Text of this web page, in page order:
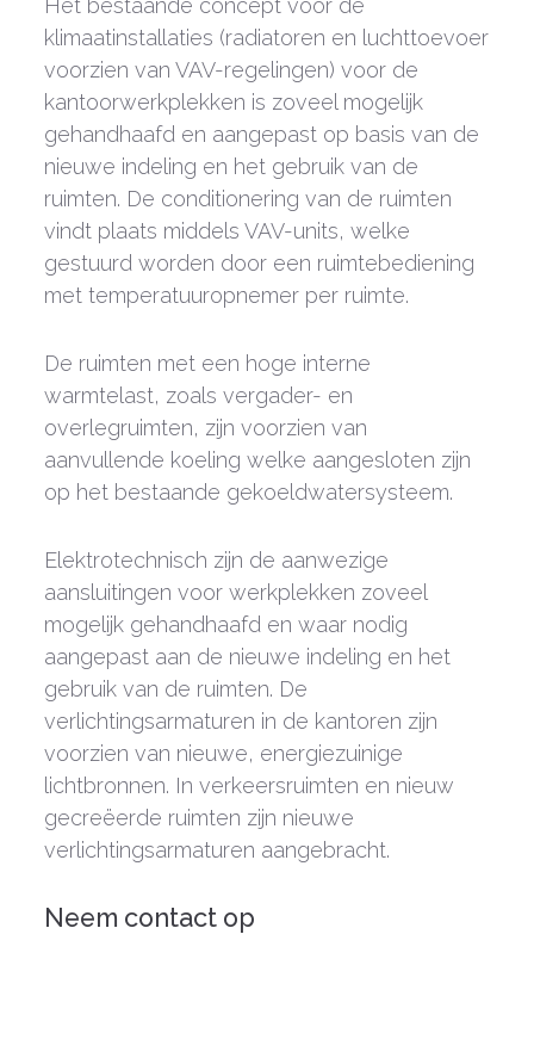
Het bestaande concept voor de
klimaatinstallaties (radiatoren en luchttoevoer
voorzien van VAV-regelingen) voor de
kantoorwerkplekken is zoveel mogelijk
gehandhaafd en aangepast op basis van de
nieuwe indeling en het gebruik van de
ruimten. De conditionering van de ruimten
vindt plaats middels VAV-units, welke
gestuurd worden door een ruimtebediening
met temperatuuropnemer per ruimte.
De ruimten met een hoge interne
warmtelast, zoals vergader- en
overlegruimten, zijn voorzien van
aanvullende koeling welke aangesloten zijn
op het bestaande gekoeldwatersysteem.
Elektrotechnisch zijn de aanwezige
aansluitingen voor werkplekken zoveel
mogelijk gehandhaafd en waar nodig
aangepast aan de nieuwe indeling en het
gebruik van de ruimten. De
verlichtingsarmaturen in de kantoren zijn
voorzien van nieuwe, energiezuinige
lichtbronnen. In verkeersruimten en nieuw
gecreëerde ruimten zijn nieuwe
verlichtingsarmaturen aangebracht.
Neem contact op